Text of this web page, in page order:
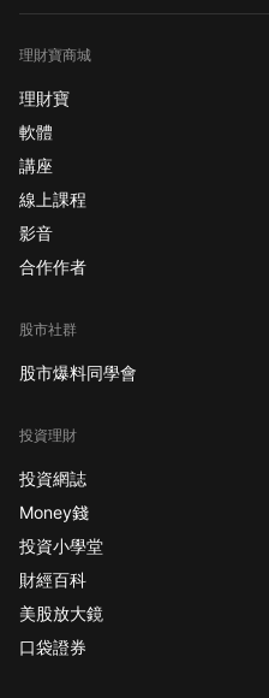
理財寶商城
理財寶
軟體
講座
線上課程
影音
合作作者
股市社群
股市爆料同學會
投資理財
投資網誌
Money錢
投資小學堂
財經百科
美股放大鏡
口袋證券